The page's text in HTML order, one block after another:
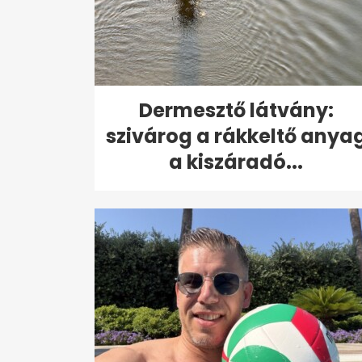
Dermesztő látvány:
szivárog a rákkeltő
a kiszáradó...